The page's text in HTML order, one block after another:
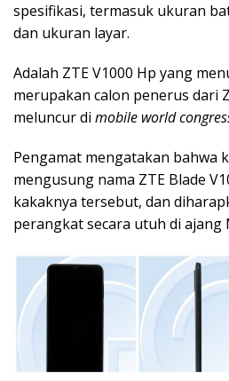
spesifikasi, termasuk ukuran
dan ukuran layar.
Adalah ZTE V1000 Hp yang
merupakan calon penerus dari
meluncur di mobile world
Pengamat mengatakan bahwa
mengusung nama ZTE Blade
kakaknya tersebut, dan
perangkat secara utuh di ajang